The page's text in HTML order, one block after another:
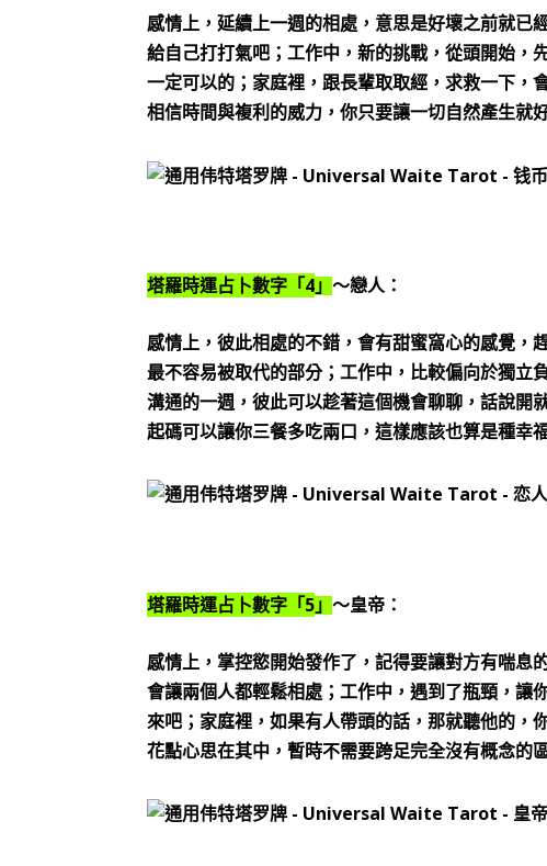
感情上，延續上一週的相處，意思是好壞之前就已
給自己打打氣吧；工作中，新的挑戰，從頭開始，
一定可以的；家庭裡，跟長輩取取經，求救一下，
相信時間與複利的威力，你只要讓一切自然產生就
塔羅時運占卜數字「4 」～戀人：
感情上，彼此相處的不錯，會有甜蜜窩心的感覺，
最不容易被取代的部分；工作中，比較偏向於獨立
溝通的一週，彼此可以趁著這個機會聊聊，話說開
起碼可以讓你三餐多吃兩口，這樣應該也算是種幸
塔羅時運占卜數字「5 」～皇帝：
感情上，掌控慾開始發作了，記得要讓對方有喘息
會讓兩個人都輕鬆相處；工作中，遇到了瓶頸，讓
來吧；家庭裡，如果有人帶頭的話，那就聽他的，
花點心思在其中，暫時不需要跨足完全沒有概念的